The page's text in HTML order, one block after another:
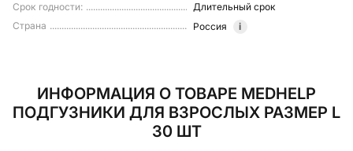
Срок годности:
Длительный срок
Страна
Россия i
ИНФОРМАЦИЯ О ТОВАРЕ MEDHELP
ПОДГУЗНИКИ ДЛЯ ВЗРОСЛЫХ РАЗМЕР L
30 ШТ